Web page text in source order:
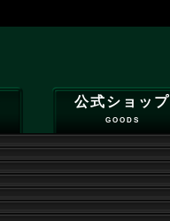
公式ショップ
GOODS